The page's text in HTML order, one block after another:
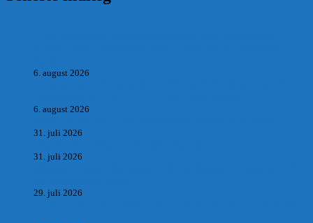
6. august 2026
6. august 2026
31. juli 2026
31. juli 2026
29. juli 2026